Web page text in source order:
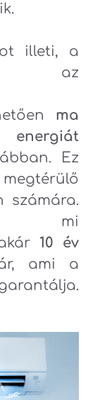
illeti, a
az
ma
Ez
számára.
a mi
10 év
ami a